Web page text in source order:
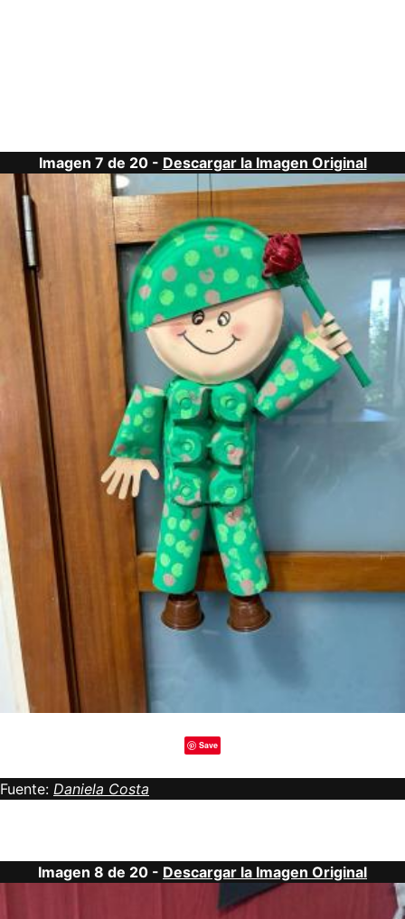
Imagen 7 de 20 - Descargar la Imagen Original
Save
Fuente: Daniela Costa
Imagen 8 de 20 - Descargar la Imagen Original